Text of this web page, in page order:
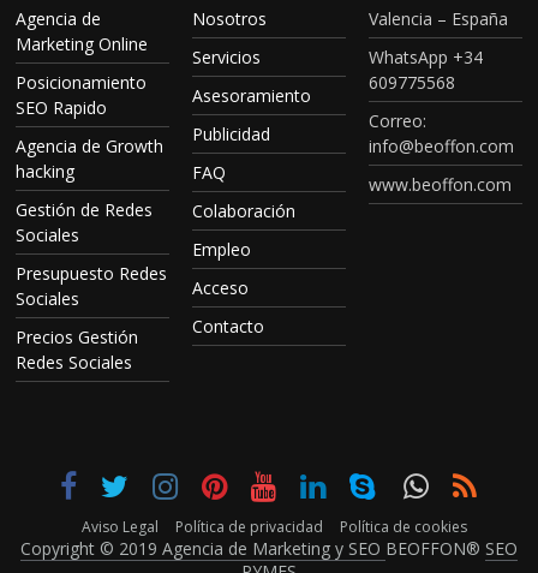
Agencia de
Marketing Online
Posicionamiento
SEO Rapido
Agencia de Growth
hacking
Gestión de Redes
Sociales
Presupuesto Redes
Sociales
Precios Gestión
Redes Sociales
Nosotros
Servicios
Asesoramiento
Publicidad
FAQ
Colaboración
Empleo
Acceso
Contacto
Valencia – España
WhatsApp +34
609775568
Correo:
info@beoffon.com
www.beoffon.com
Aviso Legal Política de privacidad Política de cookies
Copyright © 2019 Agencia de Marketing y SEO BEOFFON® SEO